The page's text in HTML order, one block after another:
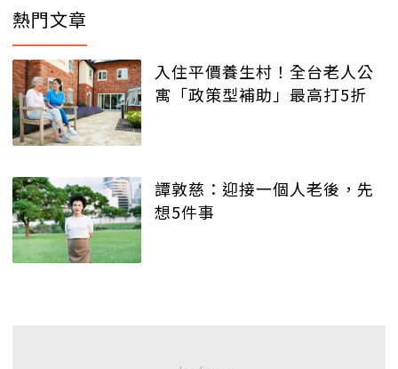
熱門文章
入住平價養生村！全台老人公
寓「政策型補助」最高打5折
譚敦慈：迎接一個人老後，先
想5件事